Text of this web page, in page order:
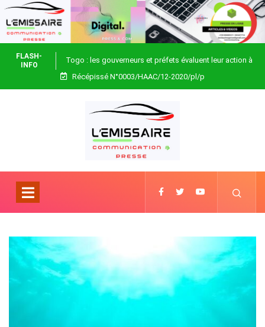
FLASH-
INFO
Togo : les gouverneurs et préfets évaluent leur action à
Blitta
Récépissé N°0003/HAAC/12-2020/pl/p